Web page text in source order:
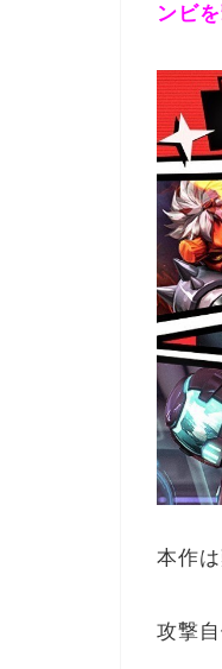
ンビ
本作
攻撃